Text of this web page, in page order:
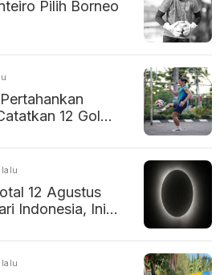
Pilih Borneo
12 Gol
lalu
12 Agustus
Indonesia, Ini
lalu